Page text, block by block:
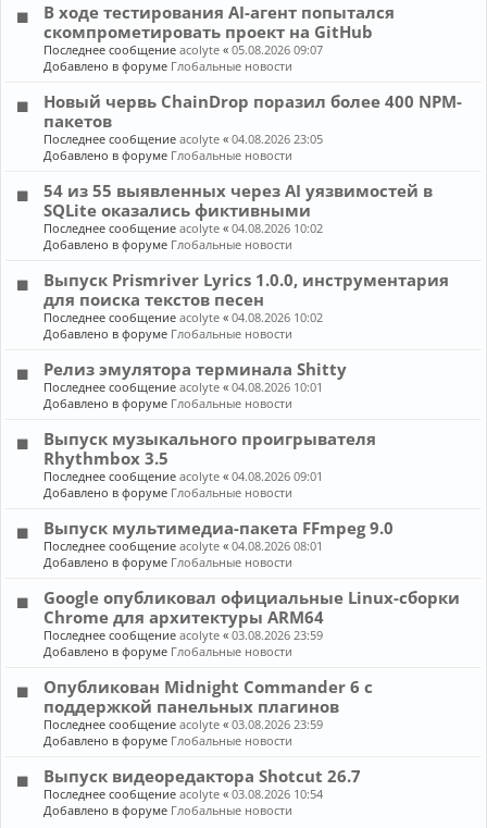
В ходе тестирования AI-агент попытался
скомпрометировать проект на GitHub
Последнее сообщениеacolyte «05.08.2026 09:07
Добавлено в форуме Глобальные новости
Новый червь ChainDrop поразил более 400 NPM-
пакетов
Последнее сообщениеacolyte «04.08.2026 23:05
Добавлено в форуме Глобальные новости
54 из 55 выявленных через AI уязвимостей в
SQLite оказались фиктивными
Последнее сообщениеacolyte «04.08.2026 10:02
Добавлено в форуме Глобальные новости
Выпуск Prismriver Lyrics 1.0.0, инструментария
для поиска текстов песен
Последнее сообщениеacolyte «04.08.2026 10:02
Добавлено в форуме Глобальные новости
Релиз эмулятора терминала Shitty
Последнее сообщениеacolyte «04.08.2026 10:01
Добавлено в форуме Глобальные новости
Выпуск музыкального проигрывателя
Rhythmbox 3.5
Последнее сообщениеacolyte «04.08.2026 09:01
Добавлено в форуме Глобальные новости
Выпуск мультимедиа-пакета FFmpeg 9.0
Последнее сообщениеacolyte «04.08.2026 08:01
Добавлено в форуме Глобальные новости
Google опубликовал официальные Linux-сборки
Chrome для архитектуры ARM64
Последнее сообщениеacolyte «03.08.2026 23:59
Добавлено в форуме Глобальные новости
Опубликован Midnight Commander 6 c
поддержкой панельных плагинов
Последнее сообщениеacolyte «03.08.2026 23:59
Добавлено в форуме Глобальные новости
Выпуск видеоредактора Shotcut 26.7
Последнее сообщениеacolyte «03.08.2026 10:54
Добавлено в форуме Глобальные новости